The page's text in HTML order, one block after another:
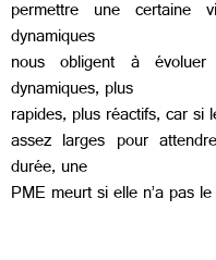
permettre une certaine
dynamiques
nous obligent à
dynamiques, plus
rapides, plus réactifs, car si
assez larges pour
durée, une
PME meurt si elle n’a pas